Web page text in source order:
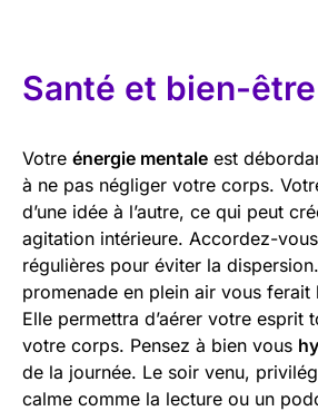
Santé et bien-être
Votre énergie mentale est
à ne pas négliger votre corps.
d’une idée à l’autre, ce qui peut
agitation intérieure. Accordez-
régulières pour éviter la
promenade en plein air vous ferait
Elle permettra d’aérer votre esprit
votre corps. Pensez à bien vous
de la journée. Le soir venu,
calme comme la lecture ou un